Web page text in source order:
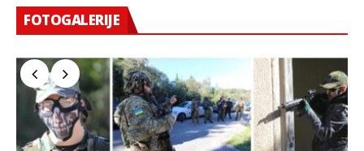
FOTOGALERIJE